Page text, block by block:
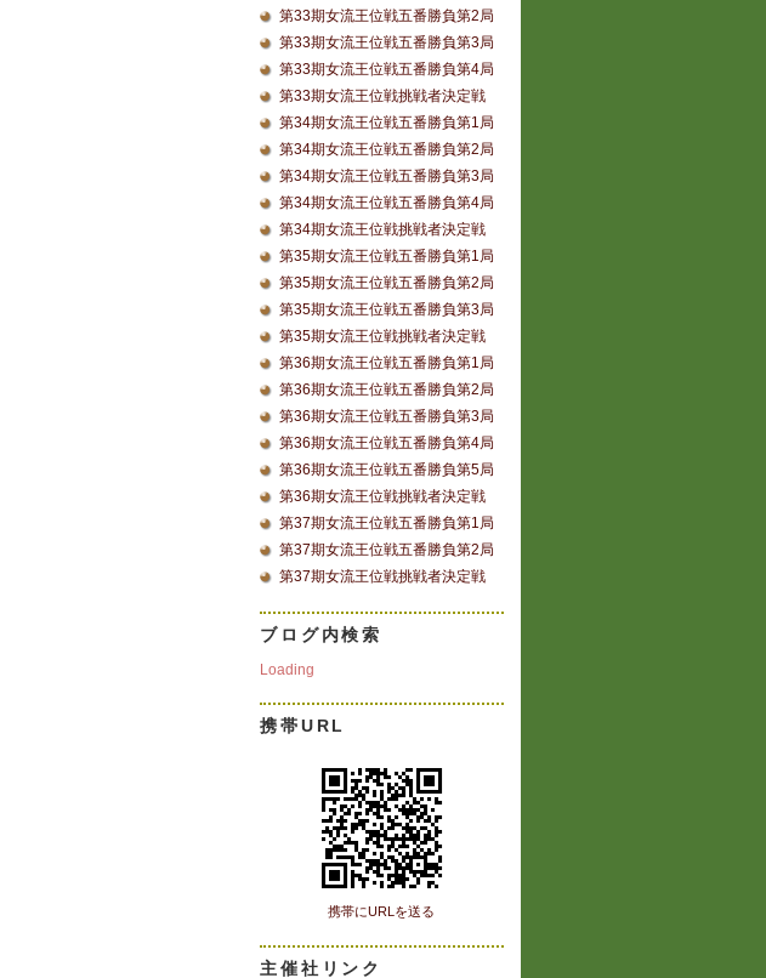
第33期女流王位戦五番勝負第2局
第33期女流王位戦五番勝負第3局
第33期女流王位戦五番勝負第4局
第33期女流王位戦挑戦者決定戦
第34期女流王位戦五番勝負第1局
第34期女流王位戦五番勝負第2局
第34期女流王位戦五番勝負第3局
第34期女流王位戦五番勝負第4局
第34期女流王位戦挑戦者決定戦
第35期女流王位戦五番勝負第1局
第35期女流王位戦五番勝負第2局
第35期女流王位戦五番勝負第3局
第35期女流王位戦挑戦者決定戦
第36期女流王位戦五番勝負第1局
第36期女流王位戦五番勝負第2局
第36期女流王位戦五番勝負第3局
第36期女流王位戦五番勝負第4局
第36期女流王位戦五番勝負第5局
第36期女流王位戦挑戦者決定戦
第37期女流王位戦五番勝負第1局
第37期女流王位戦五番勝負第2局
第37期女流王位戦挑戦者決定戦
ブログ内検索
Loading
携帯URL
携帯にURLを送る
主催社リンク